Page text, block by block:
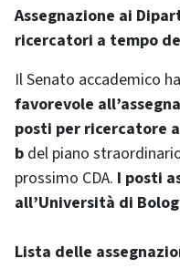
Assegnazione ai
ricercatori a tempo
Il Senato accademico
favorevole
posti per ricercatore
b del piano
prossimo CDA. I posti
all’Università di
Lista delle